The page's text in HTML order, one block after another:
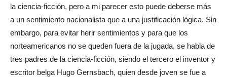
la ciencia-ficción, pero a mi parecer esto puede deberse más
a un sentimiento nacionalista que a una justificación lógica. Sin
embargo, para evitar herir sentimientos y para que los
norteamericanos no se queden fuera de la jugada, se habla de
tres padres de la ciencia-ficción, siendo el tercero el inventor y
escritor belga Hugo Gernsbach, quien desde joven se fue a